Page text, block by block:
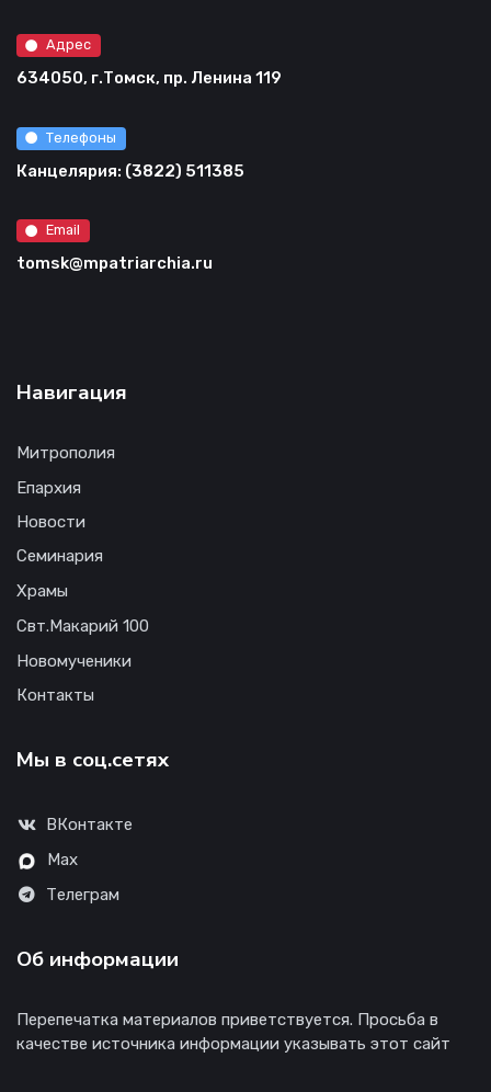
Адрес
634050, г.Томск, пр. Ленина 119
Телефоны
Канцелярия: (3822) 511385
Email
tomsk@mpatriarchia.ru
Навигация
Митрополия
Епархия
Новости
Семинария
Храмы
Свт.Макарий 100
Новомученики
Контакты
Мы в соц.сетях
ВКонтакте
Max
Телеграм
Об информации
Перепечатка материалов приветствуется. Просьба в
качестве источника информации указывать этот сайт